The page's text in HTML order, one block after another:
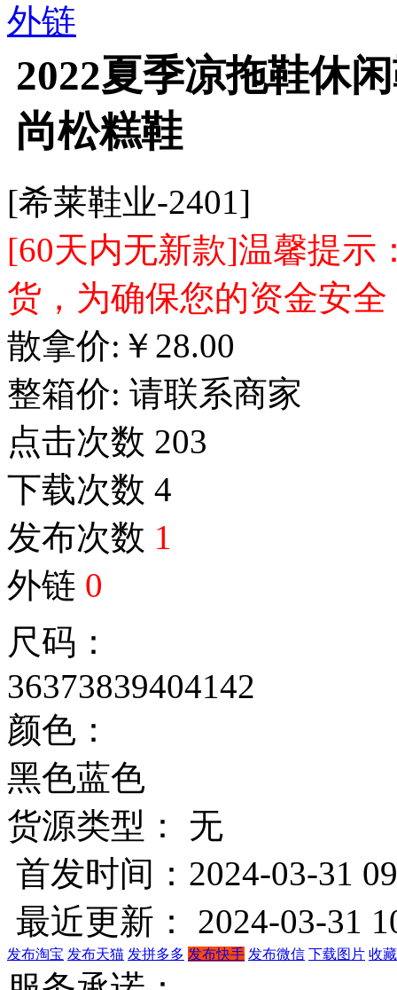
外链
2022夏季凉拖鞋休
尚松糕鞋
[希莱鞋业-2401]
[60天内无新款]温馨提示
货，为确保您的资金安
散拿价: ￥ 28.00
整箱价: 请联系商家
点击次数 203
下载次数 4
发布次数 1
外链 0
尺码：
36373839404142
颜色：
黑色蓝色
货源类型： 无
首发时间：2024-03-31
最近更新： 2024-03-31
发布淘宝 发布天猫 发拼多多 发布快手 发布微信 下载图片 收